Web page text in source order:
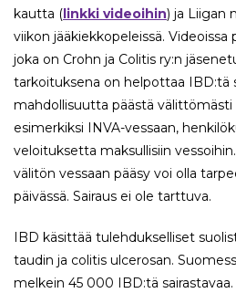
kautta ( linkki videoihin) ja Liigan
viikon jääkiekkopeleissä. Videoissa
joka on Crohn ja Colitis ry:n
tarkoituksena on helpottaa IBD:tä
mahdollisuutta päästä välittömästi
esimerkiksi INVA-vessaan,
veloituksetta maksullisiin
välitön vessaan pääsy voi olla
päivässä. Sairaus ei ole tarttuva.
IBD käsittää tulehdukselliset
taudin ja colitis ulcerosan.
melkein 45 000 IBD:tä sairastavaa.